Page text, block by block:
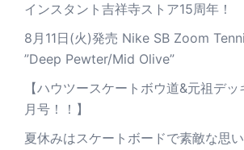
インスタント吉祥寺ストア15周年！
8月11日(火)発売 Nike SB Zoom
”Deep Pewter/Mid Olive”
【ハウツースケートボウ道&元祖デ
月号！！】
夏休みはスケートボードで素敵な思